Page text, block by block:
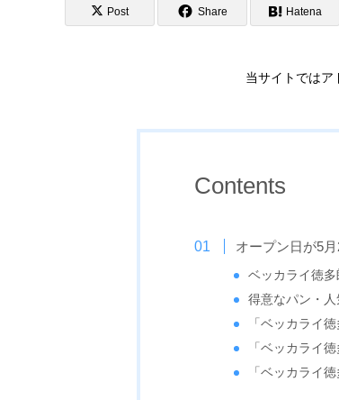
Post Share Hatena
当サイトではア
Contents
オープン日が5
ベッカライ徳
得意なパン・人
「ベッカライ
「ベッカライ
「ベッカライ